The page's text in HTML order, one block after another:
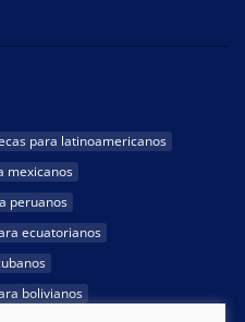
para latinoamericanos
mexicanos
peruanos
ecuatorianos
bolivianos